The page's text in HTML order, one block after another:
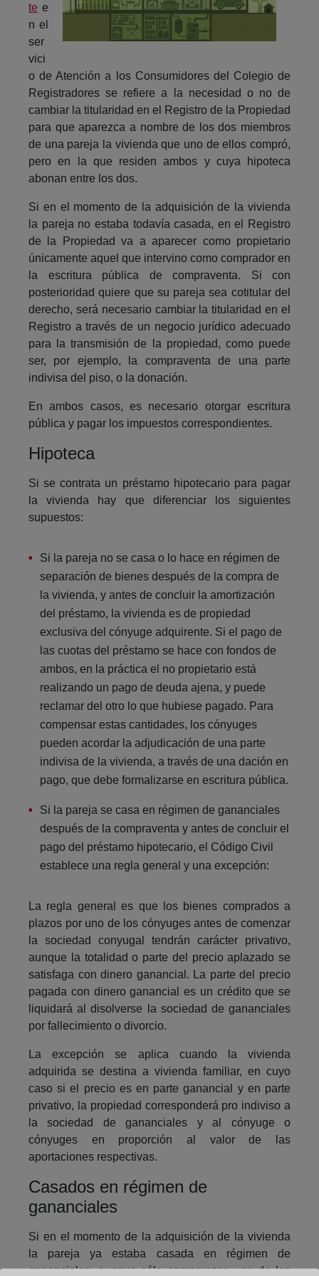
te e
n el
ser
vici
o de Atención a los Consumidores del Colegio de
Registradores se refiere a la necesidad o no de
cambiar la titularidad en el Registro de la Propiedad
para que aparezca a nombre de los dos miembros
de una pareja la vivienda que uno de ellos compró,
pero en la que residen ambos y cuya hipoteca
abonan entre los dos.
Si en el momento de la adquisición de la vivienda
la pareja no estaba todavía casada, en el Registro
de la Propiedad va a aparecer como propietario
únicamente aquel que intervino como comprador en
la escritura pública de compraventa. Si con
posterioridad quiere que su pareja sea cotitular del
derecho, será necesario cambiar la titularidad en el
Registro a través de un negocio jurídico adecuado
para la transmisión de la propiedad, como puede
ser, por ejemplo, la compraventa de una parte
indivisa del piso, o la donación.
En ambos casos, es necesario otorgar escritura
pública y pagar los impuestos correspondientes.
Hipoteca
Si se contrata un préstamo hipotecario para pagar
la vivienda hay que diferenciar los siguientes
supuestos:
Si la pareja no se casa o lo hace en régimen de
separación de bienes después de la compra de
la vivienda, y antes de concluir la amortización
del préstamo, la vivienda es de propiedad
exclusiva del cónyuge adquirente. Si el pago de
las cuotas del préstamo se hace con fondos de
ambos, en la práctica el no propietario está
realizando un pago de deuda ajena, y puede
reclamar del otro lo que hubiese pagado. Para
compensar estas cantidades, los cónyuges
pueden acordar la adjudicación de una parte
indivisa de la vivienda, a través de una dación en
pago, que debe formalizarse en escritura pública.
Si la pareja se casa en régimen de gananciales
después de la compraventa y antes de concluir el
pago del préstamo hipotecario, el Código Civil
establece una regla general y una excepción:
La regla general es que los bienes comprados a
plazos por uno de los cónyuges antes de comenzar
la sociedad conyugal tendrán carácter privativo,
aunque la totalidad o parte del precio aplazado se
satisfaga con dinero ganancial. La parte del precio
pagada con dinero ganancial es un crédito que se
liquidará al disolverse la sociedad de gananciales
por fallecimiento o divorcio.
La excepción se aplica cuando la vivienda
adquirida se destina a vivienda familiar, en cuyo
caso si el precio es en parte ganancial y en parte
privativo, la propiedad corresponderá pro indiviso a
la sociedad de gananciales y al cónyuge o
cónyuges en proporción al valor de las
aportaciones respectivas.
Casados en régimen de
gananciales
Si en el momento de la adquisición de la vivienda
la pareja ya estaba casada en régimen de
gananciales, aunque sólo comparezca uno de los